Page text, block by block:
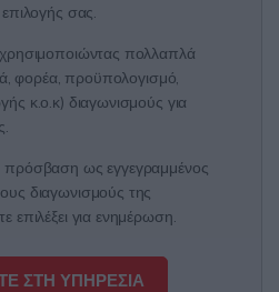
επιλογής σας.
χρησιμοποιώντας πολλαπλά
φορέα, προϋπολογισμό,
κ.ο.κ) διαγωνισμούς για
ως εγγεγραμμένος
διαγωνισμούς της
επιλέξει για ενημέρωση.
ΣΤΗ ΥΠΗΡΕΣΙΑ